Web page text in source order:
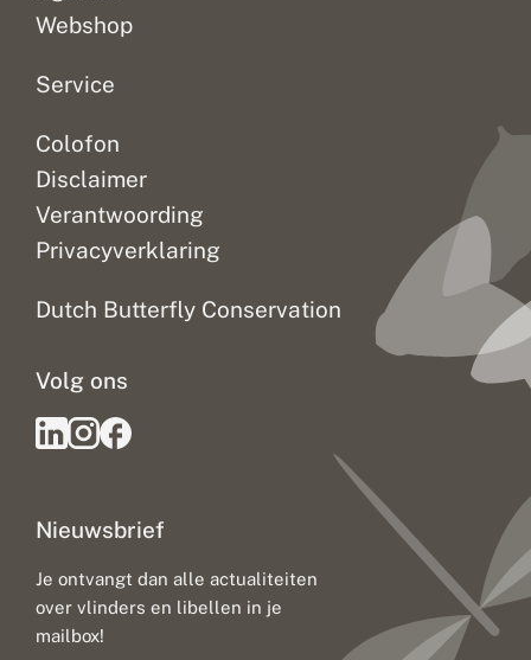
Webshop
Service
Colofon
Disclaimer
Verantwoording
Privacyverklaring
Dutch Butterfly Conservation
Nieuwsbrief
Je ontvangt dan alle actualiteiten
over vlinders en libellen in je
mailbox!
Volg ons